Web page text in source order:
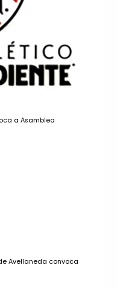
a Asamblea
Avellaneda convoca